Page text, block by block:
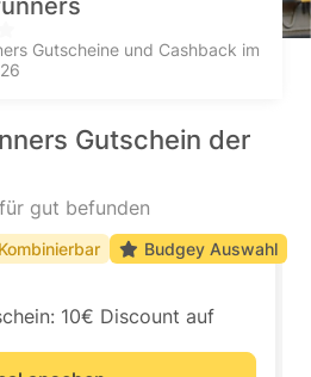
Gutscheine und Cashback im
Gutschein der
gut befunden
10€ Discount auf
Kombinierbar Budgey Auswahl